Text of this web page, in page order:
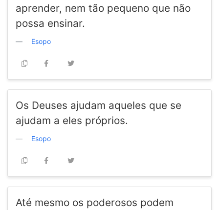
aprender, nem tão pequeno que não
possa ensinar.
Esopo
Os Deuses ajudam aqueles que se
ajudam a eles próprios.
Esopo
Até mesmo os poderosos podem